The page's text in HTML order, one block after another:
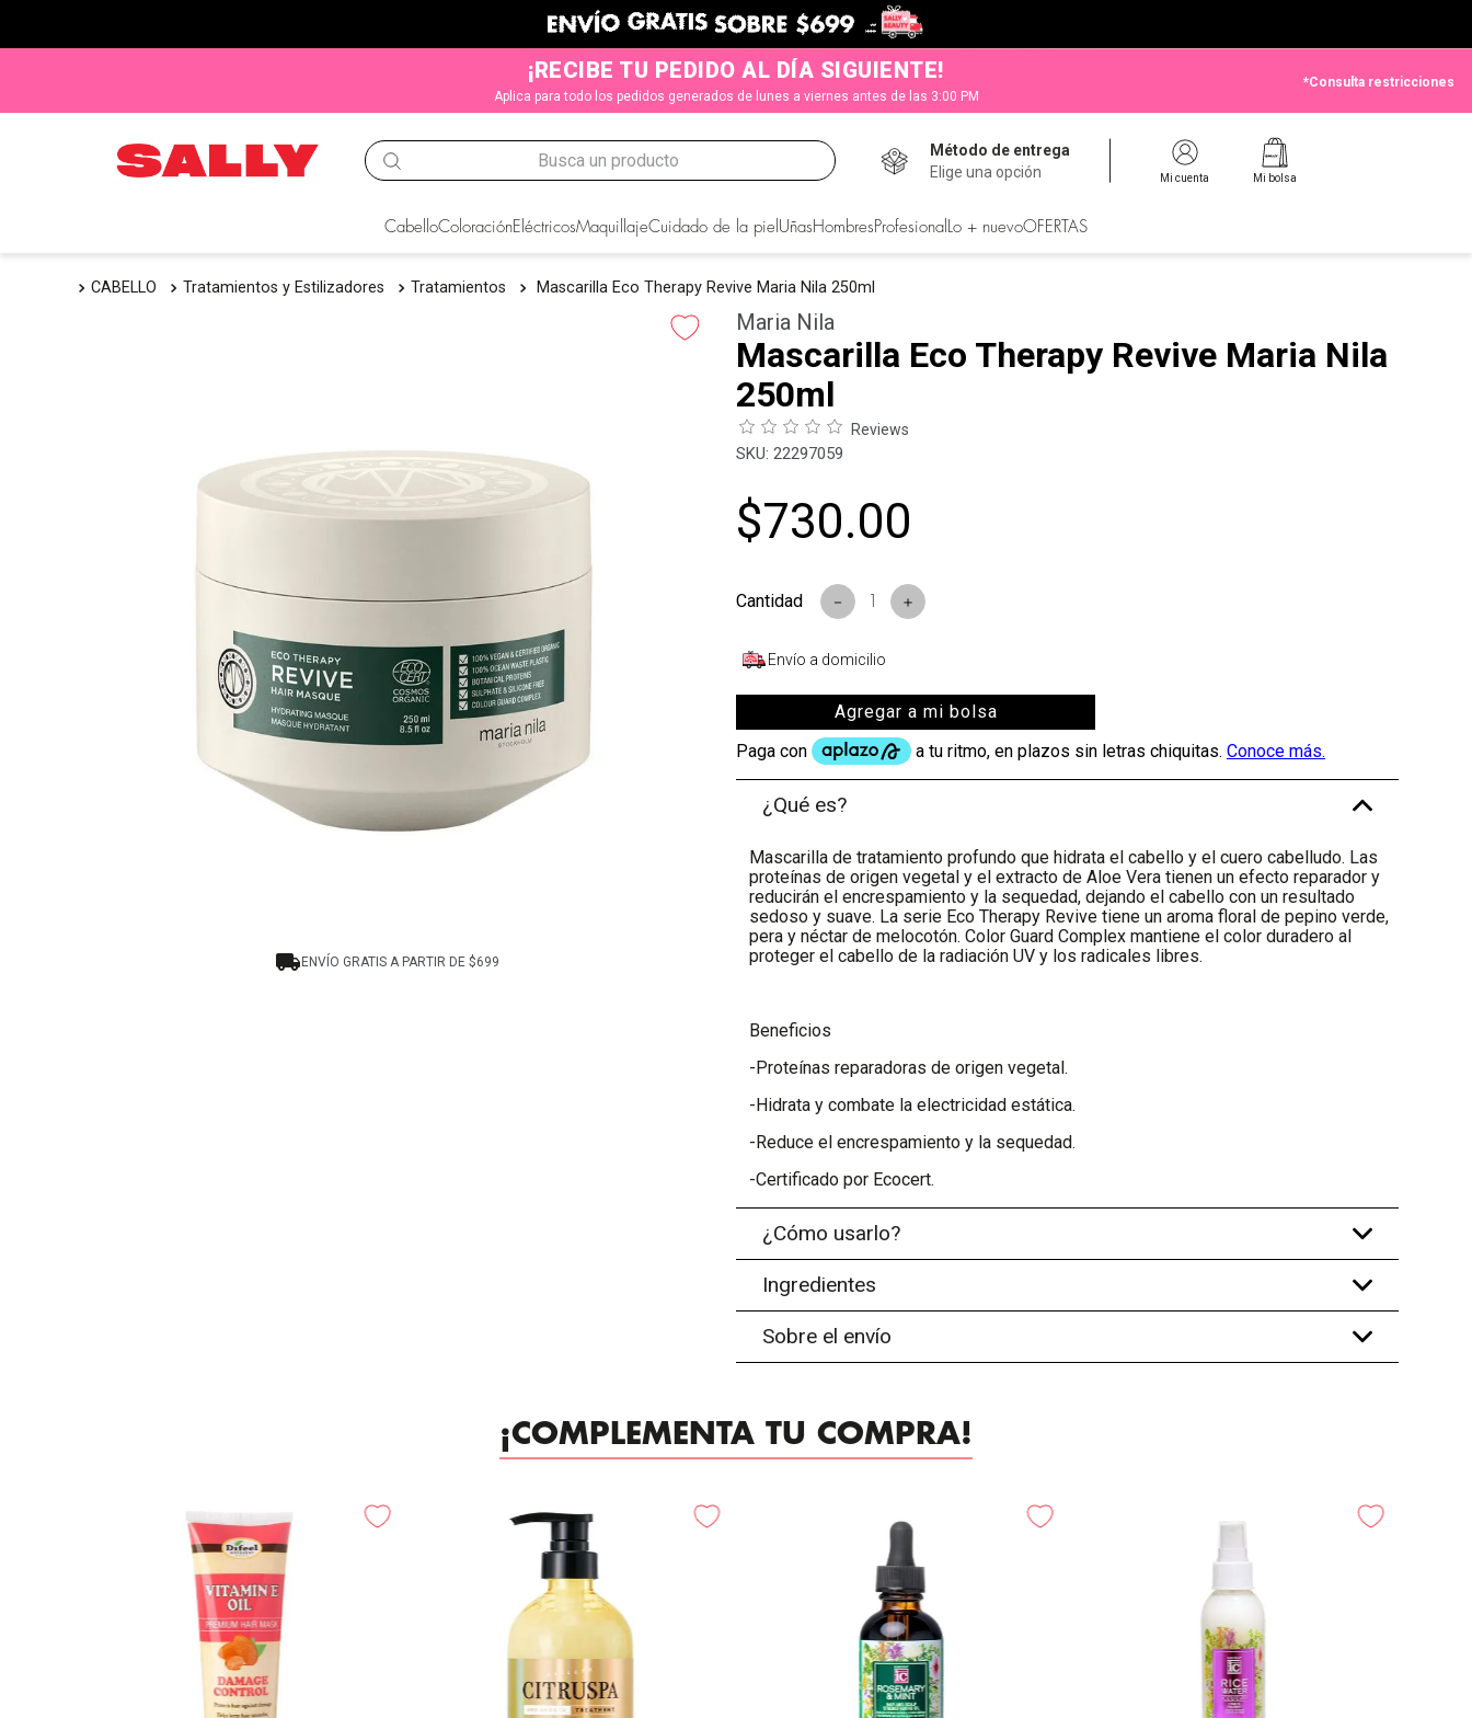
¡RECIBE TU PEDIDO AL DÍA SIGUIENTE!
Aplica para todo los pedidos generados de lunes a viernes antes de las 3:00 PM
*Consulta restricciones
Busca un producto
Método de entrega
Elige una opción
Mi cuenta Mi bolsa
CabelloColoraciónEléctricosMaquillajeCuidado de la piel Uñas Hombres Profesional Lo + nuevoOFERTAS
CABELLO Tratamientos y Estilizadores Tratamientos Mascarilla Eco Therapy Revive Maria Nila 250ml
ENVÍO GRATIS A PARTIR DE $699
Maria Nila
Mascarilla Eco Therapy Revive Maria Nila
250ml
Reviews
: 22297059
$730.00
＋
－
Envío a domicilio
Agregar a mi bolsa
¿Qué es? -
Mascarilla de tratamiento profundo que hidrata el cabello y el cuero cabelludo. Las
proteínas de origen vegetal y el extracto de Aloe Vera tienen un efecto reparador y
reducirán el encrespamiento y la sequedad, dejando el cabello con un resultado
sedoso y suave. La serie Eco Therapy Revive tiene un aroma floral de pepino verde,
pera y néctar de melocotón. Color Guard Complex mantiene el color duradero al
proteger el cabello de la radiación UV y los radicales libres.
Beneficios
-Proteínas reparadoras de origen vegetal.
-Hidrata y combate la electricidad estática.
-Reduce el encrespamiento y la sequedad.
-Certificado por Ecocert.
¿Cómo usarlo? +
Ingredientes +
Sobre el envío +
¡COMPLEMENTA TU COMPRA!
TÉRMINOS MÁS BUSCADOS
2. igora
7 protectores termicos
tocobo
10. centella